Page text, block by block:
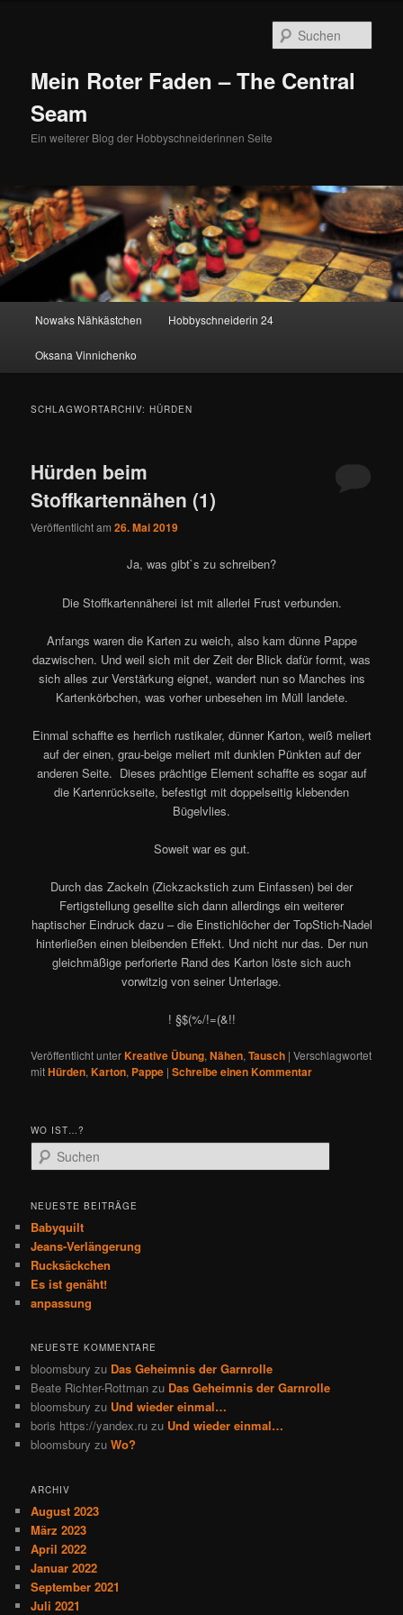
Mein Roter Faden – The Central
Seam
Ein weiterer Blog der Hobbyschneiderinnen Seite
Nowaks Nähkästchen Hobbyschneiderin 24
Oksana Vinnichenko
SCHLAGWORTARCHIV:HÜRDEN
Hürden beim
Stoffkartennähen (1)
Veröffentlicht am26. Mai 2019
Ja, was gibt`s zu schreiben?
Die Stoffkartennäherei ist mit allerlei Frust verbunden.
Anfangs waren die Karten zu weich, also kam dünne Pappe
dazwischen. Und weil sich mit der Zeit der Blick dafür formt, was
sich alles zur Verstärkung eignet, wandert nun so Manches ins
Kartenkörbchen, was vorher unbesehen im Müll landete.
Einmal schaffte es herrlich rustikaler, dünner Karton, weiß meliert
auf der einen, grau-beige meliert mit dunklen Pünkten auf der
anderen Seite. Dieses prächtige Element schaffte es sogar auf
die Kartenrückseite, befestigt mit doppelseitig klebenden
Bügelvlies.
Soweit war es gut.
Durch das Zackeln (Zickzackstich zum Einfassen) bei der
Fertigstellung gesellte sich dann allerdings ein weiterer
haptischer Eindruck dazu – die Einstichlöcher der TopStich-Nadel
hinterließen einen bleibenden Effekt. Und nicht nur das. Der nun
gleichmäßige perforierte Rand des Karton löste sich auch
vorwitzig von seiner Unterlage.
! §$(%/!=(&!!
Veröffentlicht unterKreative Übung,Nähen,Tausch |Verschlagwortet
mitHürden,Karton, Pappe |Schreibe einen Kommentar
WO IST…?
u
h
n
NEUESTE BEITRÄGE
Babyquilt
Jeans-Verlängerung
Rucksäckchen
Es ist genäht!
anpassung
NEUESTE KOMMENTARE
bloomsbury zu Das Geheimnis der Garnrolle
Beate Richter-Rottman zu Das Geheimnis der Garnrolle
bloomsbury zu Und wieder einmal…
boris https://yandex.ru zu Und wieder einmal…
bloomsbury zuWo?
ARCHIV
August 2023
März 2023
April 2022
Januar 2022
September 2021
Juli 2021